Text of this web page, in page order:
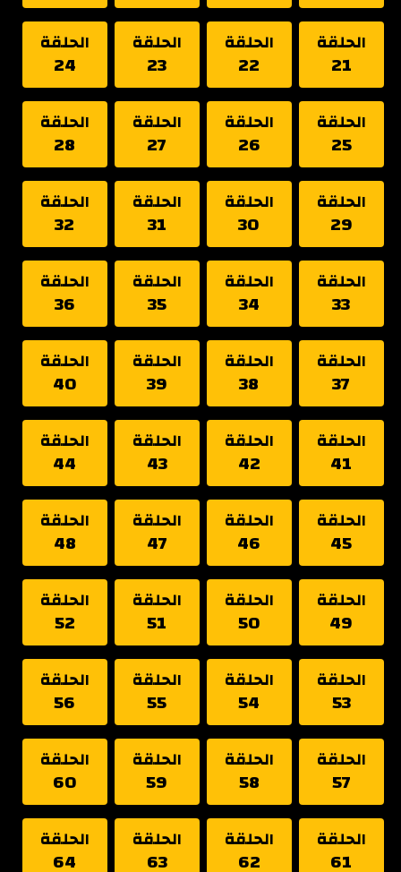
الحلقة
21
الحلقة
22
الحلقة
23
الحلقة
24
الحلقة
25
الحلقة
26
الحلقة
27
الحلقة
28
الحلقة
29
الحلقة
30
الحلقة
31
الحلقة
32
الحلقة
33
الحلقة
34
الحلقة
35
الحلقة
36
الحلقة
37
الحلقة
38
الحلقة
39
الحلقة
40
الحلقة
41
الحلقة
42
الحلقة
43
الحلقة
44
الحلقة
45
الحلقة
46
الحلقة
47
الحلقة
48
الحلقة
49
الحلقة
50
الحلقة
51
الحلقة
52
الحلقة
53
الحلقة
54
الحلقة
55
الحلقة
56
الحلقة
57
الحلقة
58
الحلقة
59
الحلقة
60
الحلقة
61
الحلقة
62
الحلقة
63
الحلقة
64